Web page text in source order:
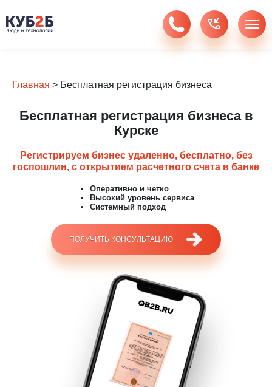
Главная > Бесплатная регистрация бизнеса
Бесплатная регистрация бизнеса в
Курске
Регистрируем бизнес удаленно, бесплатно, без
госпошлин, c открытием расчетного счета в банке
Оперативно и четко
Высокий уровень сервиса
Системный подход
ПОЛУЧИТЬ КОНСУЛЬТАЦИЮ